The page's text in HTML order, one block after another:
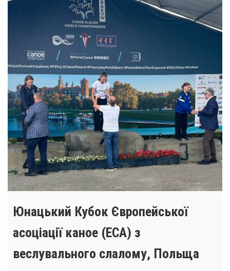
Юнацький Кубок Європейської
асоціації каное (ECA) з
веслувального слалому, Польща